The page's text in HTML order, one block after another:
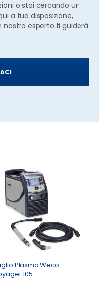
o stai cercando un
a tua disposizione,
nostro esperto ti guiderà
Plasma Weco
105